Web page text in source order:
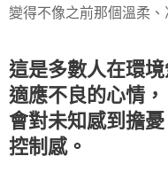
變得不像之前那個溫柔、
這是多數人在環
適應不良的心情，
會對未知感到擔
控制感。